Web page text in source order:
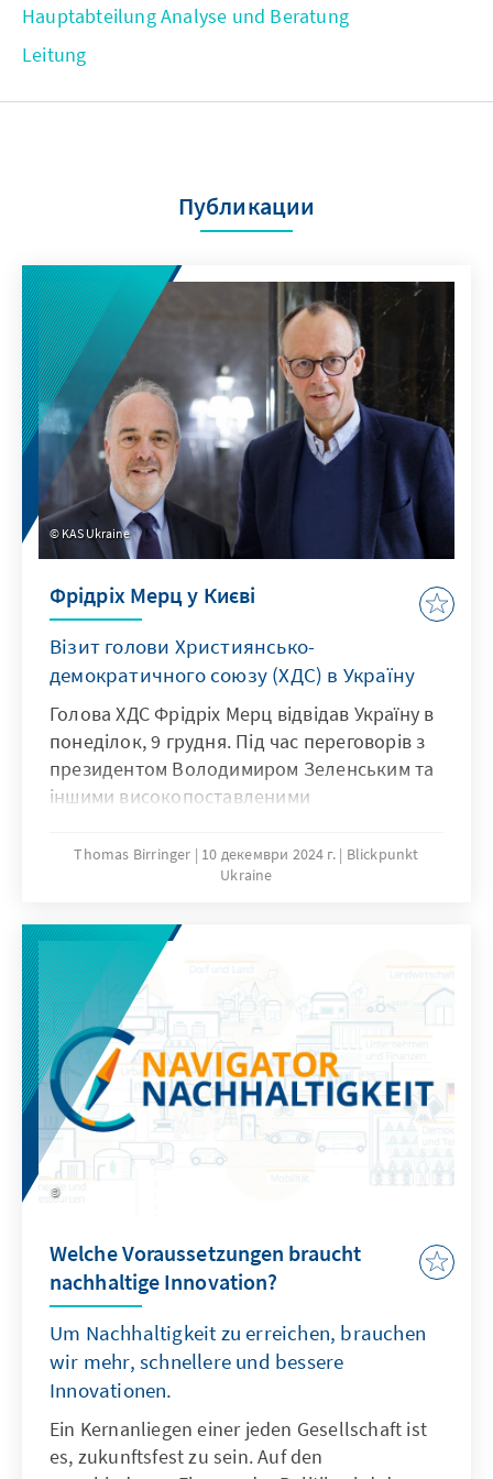
Hauptabteilung Analyse und Beratung
Leitung
Публикации
KAS Ukraine
Фрідріх Мерц у Києві
Візит голови Християнсько-
демократичного союзу (ХДС) в Україну
Голова ХДС Фрідріх Мерц відвідав Україну в
понеділок, 9 грудня. Під час переговорів з
президентом Володимиром Зеленським та
іншими високопоставленими
партій він наголосив на своєму заклику до
більшої військової та політичної підтримки
Thomas Birringer 10 декември 2024 г.
Blickpunkt
Ukraine
Welche Voraussetzungen braucht
nachhaltige Innovation?
Um Nachhaltigkeit zu erreichen, brauchen
wir mehr, schnellere und bessere
Innovationen.
Ein Kernanliegen einer jeden Gesellschaft ist
es, zukunftsfest zu sein. Auf den